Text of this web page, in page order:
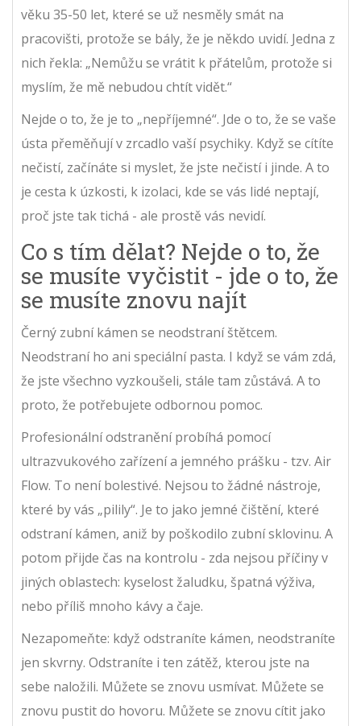
věku 35-50 let, které se už nesměly smát na
pracovišti, protože se bály, že je někdo uvidí. Jedna z
nich řekla: „Nemůžu se vrátit k přátelům, protože si
myslím, že mě nebudou chtít vidět.“
Nejde o to, že je to „nepříjemné“. Jde o to, že se vaše
ústa přeměňují v zrcadlo vaší psychiky. Když se cítíte
nečistí, začínáte si myslet, že jste nečistí i jinde. A to
je cesta k úzkosti, k izolaci, kde se vás lidé neptají,
proč jste tak tichá - ale prostě vás nevidí.
Co s tím dělat? Nejde o to, že
se musíte vyčistit - jde o to, že
se musíte znovu najít
Černý zubní kámen se neodstraní štětcem.
Neodstraní ho ani speciální pasta. I když se vám zdá,
že jste všechno vyzkoušeli, stále tam zůstává. A to
proto, že potřebujete odbornou pomoc.
Profesionální odstranění probíhá pomocí
ultrazvukového zařízení a jemného prášku - tzv. Air
Flow. To není bolestivé. Nejsou to žádné nástroje,
které by vás „pilily“. Je to jako jemné čištění, které
odstraní kámen, aniž by poškodilo zubní sklovinu. A
potom přijde čas na kontrolu - zda nejsou příčiny v
jiných oblastech: kyselost žaludku, špatná výživa,
nebo příliš mnoho kávy a čaje.
Nezapomeňte: když odstraníte kámen, neodstraníte
jen skvrny. Odstraníte i ten zátěž, kterou jste na
sebe naložili. Můžete se znovu usmívat. Můžete se
znovu pustit do hovoru. Můžete se znovu cítit jako